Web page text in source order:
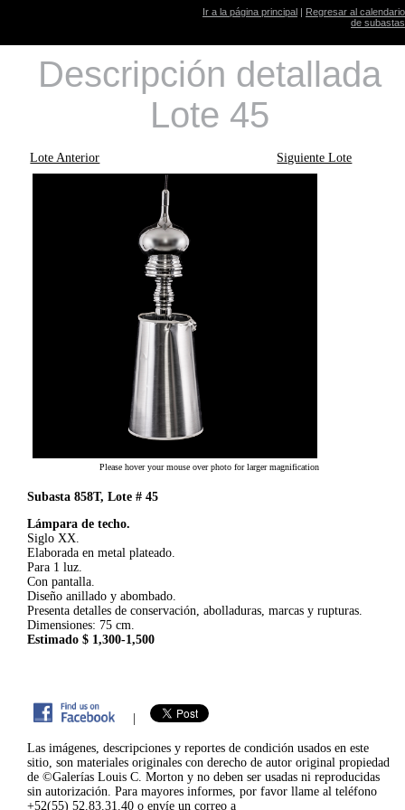
Ir a la página principal | Regresar al calendario
de subastas
Descripción detallada
Lote 45
Lote Anterior Siguiente Lote
Please hover your mouse over photo for larger magnification
Subasta 858T, Lote # 45
Lámpara de techo.
Siglo XX.
Elaborada en metal plateado.
Para 1 luz.
Con pantalla.
Diseño anillado y abombado.
Presenta detalles de conservación, abolladuras, marcas y rupturas.
Dimensiones: 75 cm.
Estimado $ 1,300-1,500
|
Las imágenes, descripciones y reportes de condición usados en este
sitio, son materiales originales con derecho de autor original propiedad
de ©Galerías Louis C. Morton y no deben ser usadas ni reproducidas
sin autorización. Para mayores informes, por favor llame al teléfono
+52(55) 52.83.31.40 o envíe un correo a